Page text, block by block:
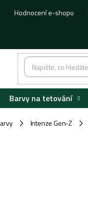
Hodnocení e-shopu
Barvy na tetování
/ Intenze Gen-Z /